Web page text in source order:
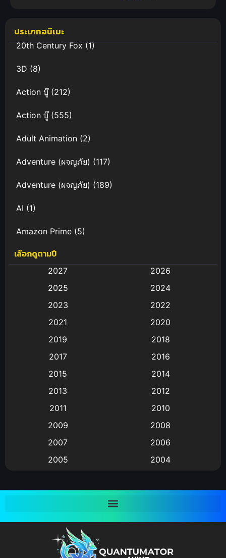
ประเภทอนิเมะ
20th Century Fox(1)
3D (8)
Action บู๊(212)
Action บู๊(555)
Adult Animation (2)
Adventure (ผจญภัย) (117)
Adventure (ผจญภัย) (189)
AI (1)
Amazon Prime (5)
Anal (ประตูหลัง)
Animation การ์ตูน
Animation อนิเมะ
Animation แอนิเมชัน
(9)
Big tits (นมใหญ่)
Bitch (ผู้หญิงร่าน)
Bondage (ทาส)(1)
เลือกดูตามปี
2027
2026
2025
2024
2023
2022
2021
2020
2019
2018
2017
2016
2015
2014
2013
2012
2011
2010
2009
2008
2007
2006
2005
2004
2001
2000
1997
1993